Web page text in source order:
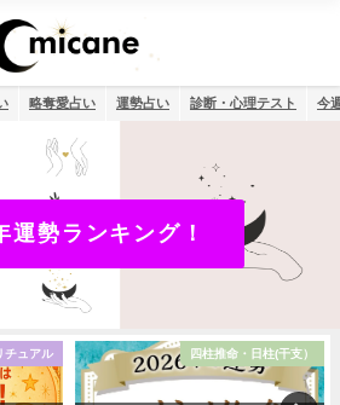
略奪愛占い 運勢占い 診断・心理テスト 今
運勢ランキング！
四柱推命・日柱(干支）